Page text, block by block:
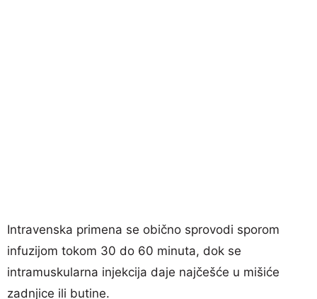
Intravenska primena se obično sprovodi sporom
infuzijom tokom 30 do 60 minuta, dok se
intramuskularna injekcija daje najčešće u mišiće
zadnjice ili butine.